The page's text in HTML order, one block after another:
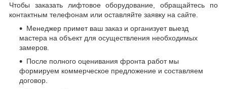
Чтобы заказать лифтовое оборудование, обращайтесь по
контактным телефонам или оставляйте заявку на сайте.
Менеджер примет ваш заказ и организует выезд
мастера на объект для осуществления необходимых
замеров.
После полного оценивания фронта работ мы
формируем коммерческое предложение и составляем
договор.